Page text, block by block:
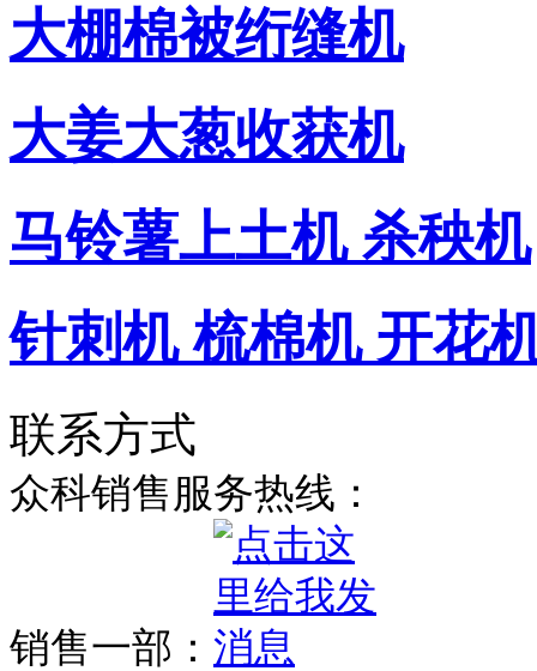
大棚棉被绗缝机
大姜大葱收获机
马铃薯上土机 杀秧机
针刺机 梳棉机 开花
联系方式
众科销售服务热线：
销售一部：